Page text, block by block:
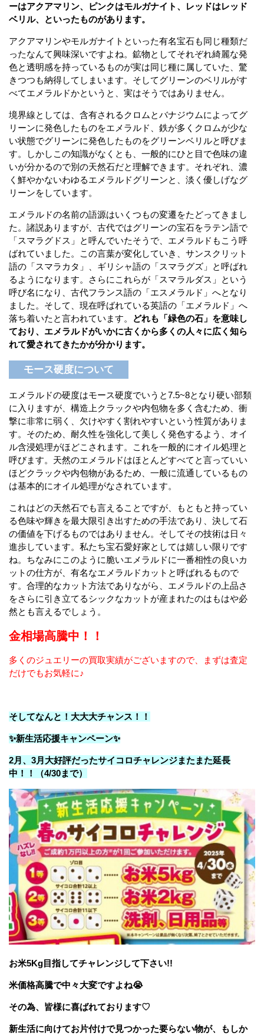
ーはアクアマリン、ピンクはモルガナイト、レッドはレッド
ベリル、といったものがあります。
アクアマリンやモルガナイトといった有名宝石も同じ種類だ
ったなんて興味深いですよね。鉱物としてそれぞれ綺麗な発
色と透明感を持っているものが実は同じ種に属していた、驚
きつつも納得してしまいます。そしてグリーンのベリルがす
べてエメラルドかというと、実はそうではありません。
境界線としては、含有されるクロムとバナジウムによってグ
リーンに発色したものをエメラルド、鉄が多くクロムが少な
い状態でグリーンに発色したものをグリーンベリルと呼びま
す。しかしこの知識がなくとも、一般的にひと目で色味の違
いが分かるので別の天然石だと理解できます。それぞれ、濃
く鮮やかないわゆるエメラルドグリーンと、淡く優しげなグ
リーンをしています。
エメラルドの名前の語源はいくつもの変遷をたどってきまし
た。諸説ありますが、古代ではグリーンの宝石をラテン語で
「スマラグドス」と呼んでいたそうで、エメラルドもこう呼
ばれていました。この言葉が変化していき、サンスクリット
語の「スマラカタ」、ギリシャ語の「スマラグズ」と呼ばれ
るようになります。さらにこれらが「スマラルダス」という
呼び名になり、古代フランス語の「エスメラルド」へとなり
ました。そして、現在呼ばれている英語の「エメラルド」へ
落ち着いたと言われています。
どれも「緑色の石」を意味し
ており、エメラルドがいかに古くから多くの人々に広く知ら
れて愛されてきたかが分かります。
モース硬度について
エメラルドの硬度はモース硬度でいうと7.5~8となり硬い部類
に入りますが、構造上クラックや内包物を多く含むため、衝
撃に非常に弱く、欠けやすく割れやすいという性質がありま
す。そのため、耐久性を強化して美しく発色するよう、オイ
ル含浸処理がほどこされます。これを一般的にオイル処理と
呼びます。天然のエメラルドはほとんどすべてと言っていい
ほどクラックや内包物があるため、一般に流通しているもの
は基本的にオイル処理がなされています。
これはどの天然石でも言えることですが、もともと持ってい
る色味や輝きを最大限引き出すための手法であり、決して石
の価値を下げるものではありません。そしてその技術は日々
進歩しています。私たち宝石愛好家としては嬉しい限りです
ね。ちなみにこのように脆いエメラルドに一番相性の良いカ
ットの仕方が、有名なエメラルドカットと呼ばれるもので
す。合理的なカット方法でありながら、エメラルドの上品さ
をさらに引き立てるシックなカットが産まれたのはもはや必
然とも言えるでしょう。
金相場高騰中！！
多くのジュエリーの買取実績がございますので、まずは査定
だけでもお気軽に♪
そしてなんと！大大大チャンス！！
✨新生活応援キャンペーン✨
2月、3月大好評だったサイコロチャレンジまたまた延長
中！！（4/30まで）
お米5Kg目指してチャレンジして下さい!!
米価格高騰で中々大変ですよね😭
その為、皆様に喜ばれております♡
新生活に向けてお片付けで見つかった要らない物が、もしか